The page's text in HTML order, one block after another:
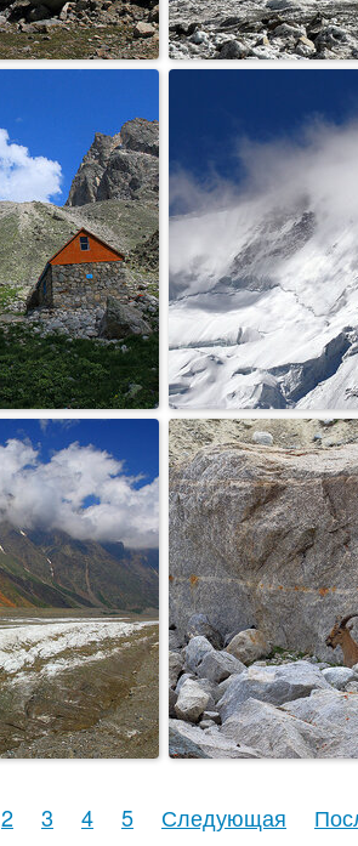
2 3 4 5 Следующая